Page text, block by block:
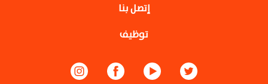
إتصل بنا
توظيف